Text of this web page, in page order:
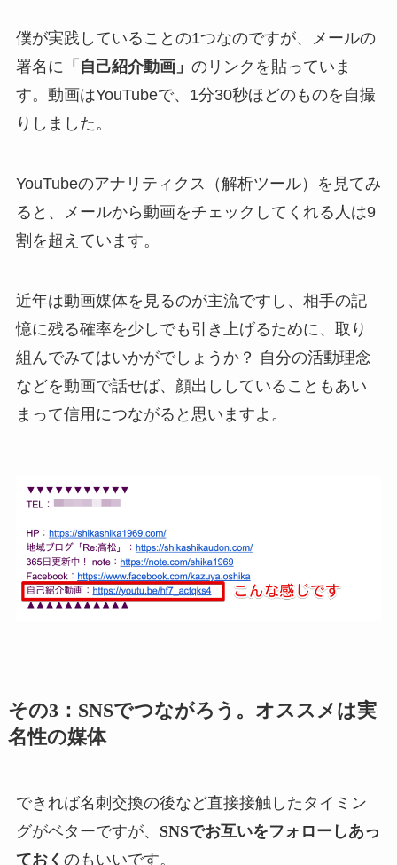
僕が実践していることの1つなのですが、メールの
署名に 「自己紹介動画」 のリンクを貼っていま
す。動画はYouTubeで、1分30秒ほどのものを自撮
りしました。
YouTubeのアナリティクス（解析ツール）を見てみ
ると、メールから動画をチェックしてくれる人は9
割を超えています。
近年は動画媒体を見るのが主流ですし、相手の記
憶に残る確率を少しでも引き上げるために、取り
組んでみてはいかがでしょうか？ 自分の活動理念
などを動画で話せば、顔出ししていることもあい
まって信用につながると思いますよ。
その3：SNSでつながろう。オススメは実
名性の媒体
できれば名刺交換の後など直接接触したタイミン
グがベターですが、 SNSでお互いをフォローしあっ
ておく のもいいです。